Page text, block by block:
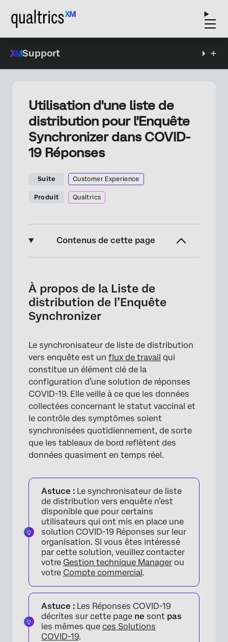
Support
Utilisation d'une liste de
distribution pour l'Enquête
Synchronizer dans COVID-
19 Réponses
Suite Customer Experience
Produit Qualtrics
Contenus de cette page
La Liste de distribution pour l’Enquête sur le
rôle de Synchronizer dans une solution de
réponses à COVID-19
distribution à l’Enquête Synchronizer
Configuration de la Liste de distribution
pour l’Enquête Synchronizer
Champs de données intégrées
Déduplication
Résolution des problèmes
FAQs
À propos de la Liste de
distribution de l’Enquête
Synchronizer
Le synchronisateur de liste de distribution
vers enquête est un flux de travail qui
constitue un élément clé de la
configuration d’une solution de réponses
COVID-19. Elle veille à ce que les données
collectées concernant le statut vaccinal et
le contrôle des symptômes soient
synchronisées quotidiennement, de sorte
que les tableaux de bord reflètent des
données quasiment en temps réel.
Astuce : Le synchronisateur de liste
de distribution vers enquête n’est
disponible que pour certains
utilisateurs qui ont mis en place une
solution COVID-19 Réponses sur leur
organisation. Si vous êtes intéressé
par cette solution, veuillez contacter
votre Gestion technique Manager ou
votre Compte commercial.
Astuce : Les Réponses COVID-19
décrites sur cette page ne sont pas
les mêmes que ces Solutions
COVID-19.